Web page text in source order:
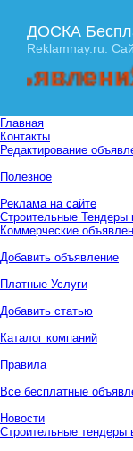
ДОСКА
Reklamnay.ru:
и
Главная
Контакты
Редактирование
Полезное
Реклама на сайте
Строительные Тендеры
Коммерческие
Добавить объявление
Платные Услуги
Добавить статью
Каталог компаний
Правила
Все бесплатные
Новости
Строительные тендеры